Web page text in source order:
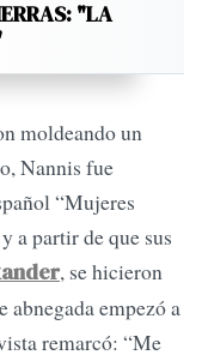
"LA
moldeando un
Nannis fue
“Mujeres
a partir de que sus
, se hicieron
abnegada empezó a
remarcó: “Me